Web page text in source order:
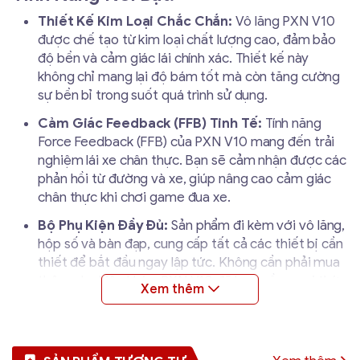
Thiết Kế Kim Loại Chắc Chắn: Vô lăng PXN V10
được chế tạo từ kim loại chất lượng cao, đảm bảo
độ bền và cảm giác lái chính xác. Thiết kế này
không chỉ mang lại độ bám tốt mà còn tăng cường
sự bền bỉ trong suốt quá trình sử dụng.
Cảm Giác Feedback (FFB) Tinh Tế: Tính năng
Force Feedback (FFB) của PXN V10 mang đến trải
nghiệm lái xe chân thực. Bạn sẽ cảm nhận được các
phản hồi từ đường và xe, giúp nâng cao cảm giác
chân thực khi chơi game đua xe.
Bộ Phụ Kiện Đầy Đủ: Sản phẩm đi kèm với vô lăng,
hộp số và bàn đạp, cung cấp tất cả các thiết bị cần
thiết để bắt đầu ngay lập tức. Không cần phải mua
thêm phụ kiện khác, PXN V10 đã bao gồm mọi thứ
thích với nhiều loại game đua xe và phần mềm mô